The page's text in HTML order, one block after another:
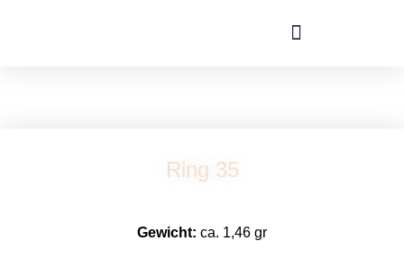
Ring 35
Gewicht: ca. 1,46 gr